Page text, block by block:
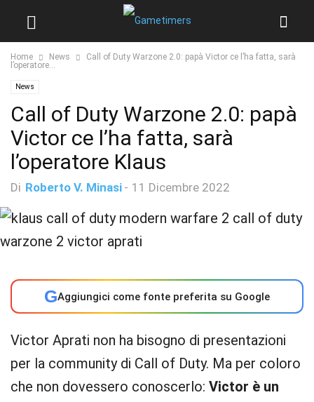
Home News
Call of Duty Warzone 2.0: papà Victor ce l’ha fatta, sarà
l’operatore...
News
Call of Duty Warzone 2.0: papà
Victor ce l’ha fatta, sarà
l’operatore Klaus
Di Roberto V. Minasi - 11 Dicembre 2022
GAggiungici come fonte preferita su Google
Victor Aprati non ha bisogno di presentazioni
per la community di Call of Duty. Ma per coloro
che non dovessero conoscerlo: Victor è un